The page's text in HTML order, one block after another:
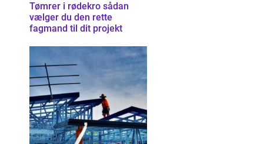
Tømrer i rødekro sådan
vælger du den rette
fagmand til dit projekt